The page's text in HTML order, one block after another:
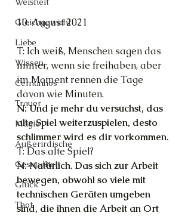
Gleichgewicht
Liebe
Wissen
Cernunnos
Trauer
Magie
Außerirdische
Gesundheit
Glück
Thot
10. August 2021
T: Ich weiß, Menschen sagen das
immer, wenn sie freihaben, aber
im Moment rennen die Tage
davon wie Minuten.
N: Und je mehr du versuchst, das
alte Spiel weiterzuspielen, desto
schlimmer wird es dir vorkommen.
T: Das alte Spiel?
N: Natürlich. Das sich zur Arbeit
bewegen, obwohl so viele mit
technischen Geräten umgeben
sind, die ihnen die Arbeit an Ort